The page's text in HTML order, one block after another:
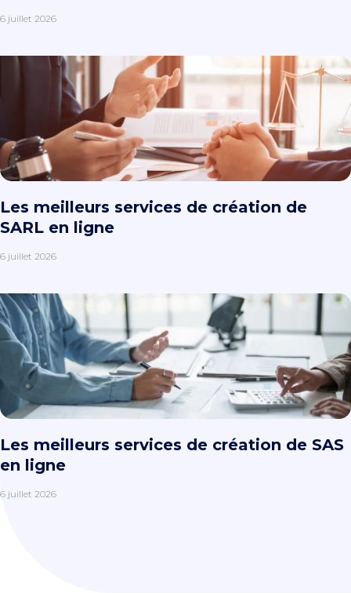
6 juillet 2026
Les meilleurs services de création de
SARL en ligne
6 juillet 2026
Les meilleurs services de création de SAS
en ligne
6 juillet 2026